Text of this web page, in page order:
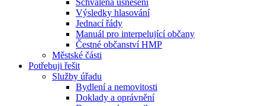
Schválená usnesení
Výsledky hlasování
Jednací řády
Manuál pro interpelující občany
Čestné občanství HMP
Městské části
Potřebuji řešit
Služby úřadu
Bydlení a nemovitosti
Doklady a oprávnění